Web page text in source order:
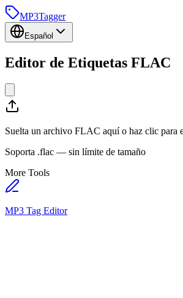
MP3Tagger
Español
Editor de Etiquetas FLAC
Suelta un archivo FLAC aquí o haz clic para
Soporta .flac — sin límite de tamaño
More Tools
MP3 Tag Editor